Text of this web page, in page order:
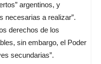
argentinos, y
necesarias a realizar”.
derechos de los
sin embargo, el Poder
secundarias”.